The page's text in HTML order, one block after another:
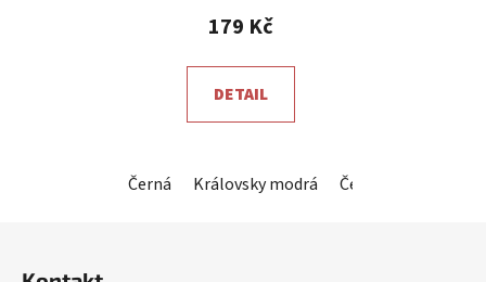
produktu
5,0
z
179 Kč
DETAIL
Černá Královsky modrá Červená